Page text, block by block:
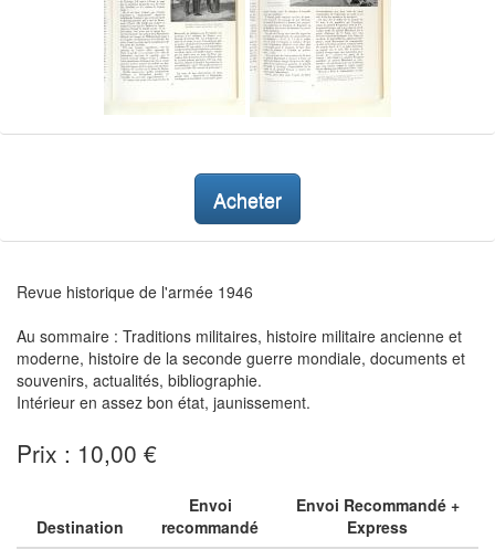
Acheter
Revue historique de l'armée 1946
Au sommaire : Traditions militaires, histoire militaire ancienne et
moderne, histoire de la seconde guerre mondiale, documents et
souvenirs, actualités, bibliographie.
Intérieur en assez bon état, jaunissement.
Prix : 10,00 €
Destination
Envoi
recommandé
Envoi Recommandé +
Express